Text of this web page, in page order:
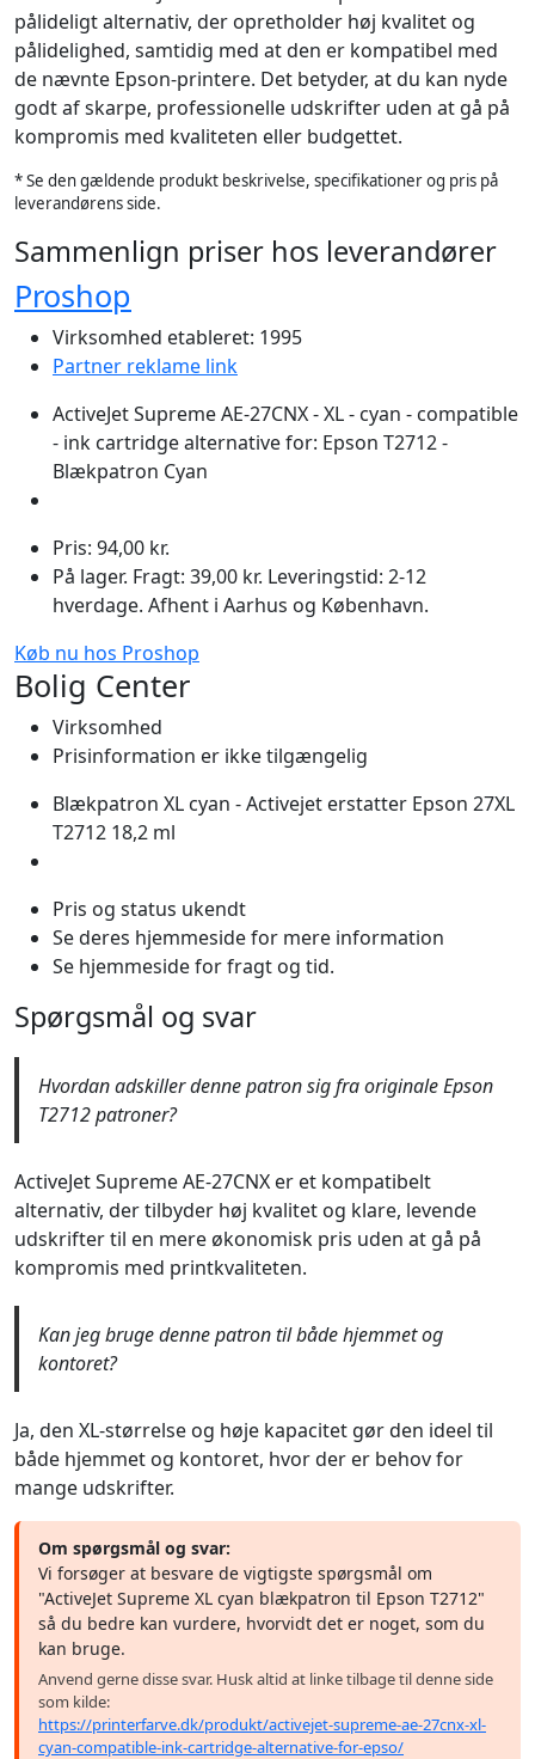
pålideligt alternativ, der opretholder høj kvalitet og
pålidelighed, samtidig med at den er kompatibel med
de nævnte Epson-printere. Det betyder, at du kan nyde
godt af skarpe, professionelle udskrifter uden at gå på
kompromis med kvaliteten eller budgettet.
* Se den gældende produkt beskrivelse, specifikationer og pris på
leverandørens side.
Sammenlign priser hos leverandører
Proshop
Virksomhed etableret: 1995
Partner reklame link
ActiveJet Supreme AE-27CNX - XL - cyan - compatible
- ink cartridge alternative for: Epson T2712 -
Blækpatron Cyan
Pris: 94,00 kr.
På lager. Fragt: 39,00 kr. Leveringstid: 2-12
hverdage. Afhent i Aarhus og København.
Køb nu hos Proshop
Bolig Center
Virksomhed
Prisinformation er ikke tilgængelig
Blækpatron XL cyan - Activejet erstatter Epson 27XL
T2712 18,2 ml
Pris og status ukendt
Se deres hjemmeside for mere information
Se hjemmeside for fragt og tid.
Spørgsmål og svar
Hvordan adskiller denne patron sig fra originale Epson
T2712 patroner?
ActiveJet Supreme AE-27CNX er et kompatibelt
alternativ, der tilbyder høj kvalitet og klare, levende
udskrifter til en mere økonomisk pris uden at gå på
kompromis med printkvaliteten.
Kan jeg bruge denne patron til både hjemmet og
kontoret?
Ja, den XL-størrelse og høje kapacitet gør den ideel til
både hjemmet og kontoret, hvor der er behov for
mange udskrifter.
Om spørgsmål og svar:
Vi forsøger at besvare de vigtigste spørgsmål om
"ActiveJet Supreme XL cyan blækpatron til Epson T2712"
så du bedre kan vurdere, hvorvidt det er noget, som du
kan bruge.
Anvend gerne disse svar. Husk altid at linke tilbage til denne side
som kilde:
https://printerfarve.dk/produkt/activejet-supreme-ae-27cnx-xl-
cyan-compatible-ink-cartridge-alternative-for-epso/